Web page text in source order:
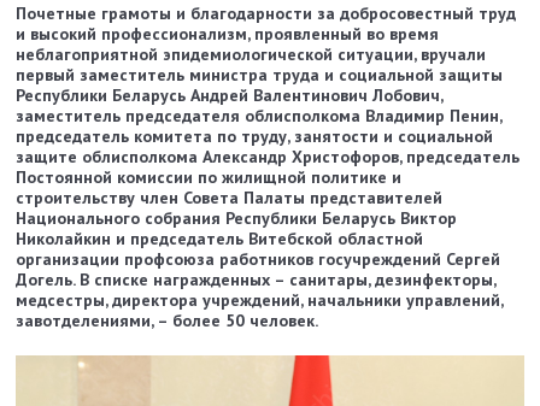
Почетные грамоты и благодарности за добросовестный труд
и высокий профессионализм, проявленный во время
неблагоприятной эпидемиологической ситуации, вручали
первый заместитель министра труда и социальной защиты
Республики Беларусь Андрей Валентинович Лобович,
заместитель председателя облисполкома Владимир Пенин,
председатель комитета по труду, занятости и социальной
защите облисполкома Александр Христофоров, председатель
Постоянной комиссии по жилищной политике и
строительству член Совета Палаты представителей
Национального собрания Республики Беларусь Виктор
Николайкин и председатель Витебской областной
организации профсоюза работников госучреждений Сергей
Догель. В списке награжденных – санитары, дезинфекторы,
медсестры, директора учреждений, начальники управлений,
завотделениями, – более 50 человек.